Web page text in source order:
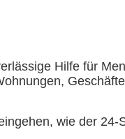
Hilfe für
wie der